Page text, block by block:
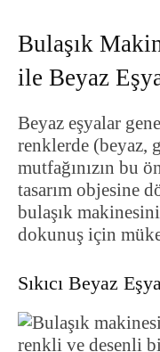
Bulaşık
ile Beyaz
Beyaz eşyalar
renklerde (beyaz,
mutfağınızın bu
tasarım objesine
bulaşık
dokunuş için
Sıkıcı Beyaz